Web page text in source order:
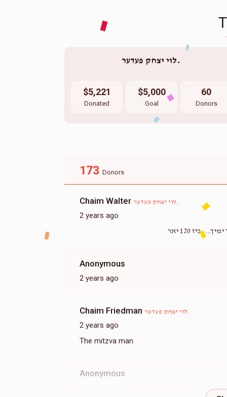
לוי יצחק פעדער.
$5,221
Donated
$5,000
Goal
60
Donors
173 Donors
Chaim Walter לוי יצחק פעדער.
2 years ago
120 יאר
Anonymous
2 years ago
Chaim Friedman לוי יצחק פעדער.
2 years ago
The mitzva man
Anonymous